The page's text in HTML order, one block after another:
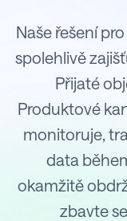
Integrace
Naše řešení
spolehlivě
Přijaté
Produktové
monitoruje,
data
okamžitě
zbavte